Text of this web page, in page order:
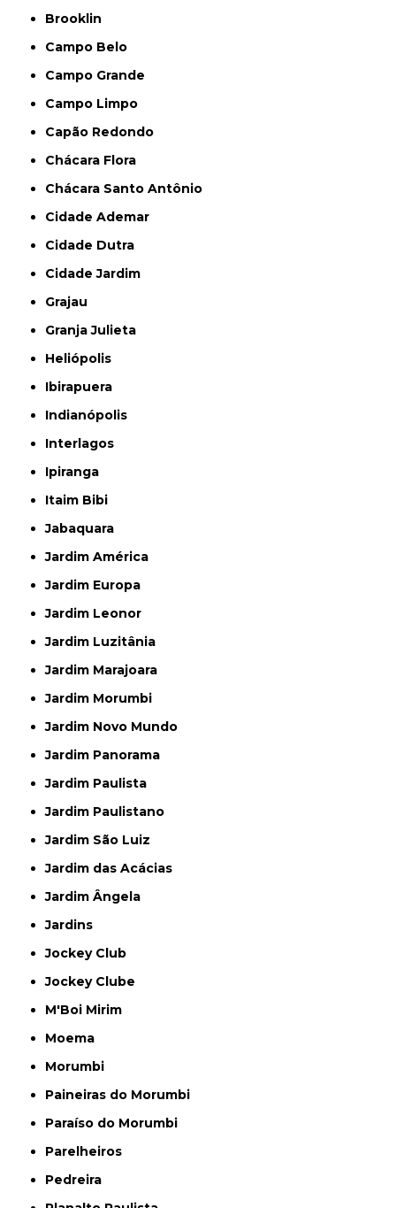
Brooklin
Campo Belo
Campo Grande
Campo Limpo
Capão Redondo
Chácara Flora
Chácara Santo Antônio
Cidade Ademar
Cidade Dutra
Cidade Jardim
Grajau
Granja Julieta
Heliópolis
Ibirapuera
Indianópolis
Interlagos
Ipiranga
Itaim Bibi
Jabaquara
Jardim América
Jardim Europa
Jardim Leonor
Jardim Luzitânia
Jardim Marajoara
Jardim Morumbi
Jardim Novo Mundo
Jardim Panorama
Jardim Paulista
Jardim Paulistano
Jardim São Luiz
Jardim das Acácias
Jardim Ângela
Jardins
Jockey Club
Jockey Clube
M'Boi Mirim
Moema
Morumbi
Paineiras do Morumbi
Paraíso do Morumbi
Parelheiros
Pedreira